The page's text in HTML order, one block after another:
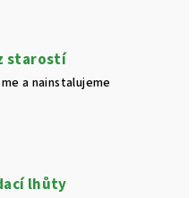
starostí
a nainstalujeme
lhůty